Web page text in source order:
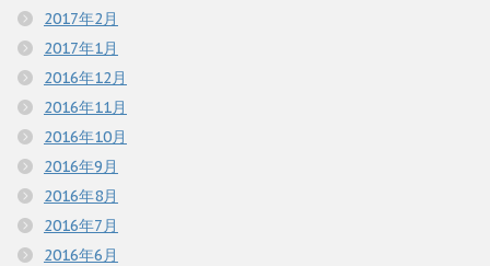
2017年2月
2017年1月
2016年12月
2016年11月
2016年10月
2016年9月
2016年8月
2016年7月
2016年6月